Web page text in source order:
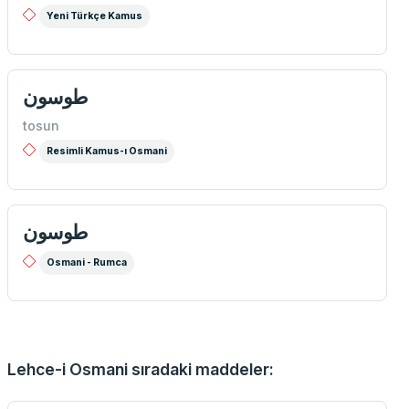
Yeni Türkçe Kamus
طوسون
tosun
Resimli Kamus-ı Osmani
طوسون
Osmani - Rumca
Lehce-i Osmani sıradaki maddeler: